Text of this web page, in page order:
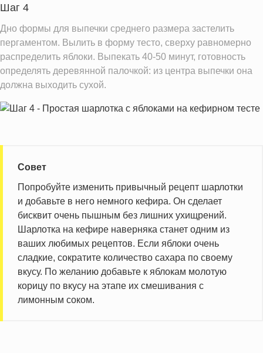
Шаг 4
Дно формы для выпечки среднего размера застелить
пергаментом. Вылить в форму тесто, сверху равномерно
распределить яблоки. Выпекать 40-50 минут, готовность
определять деревянной палочкой: из центра выпечки она
должна выходить сухой.
Совет
Попробуйте изменить привычный рецепт шарлотки
и добавьте в него немного кефира. Он сделает
бисквит очень пышным без лишних ухищрений.
Шарлотка на кефире наверняка станет одним из
ваших любимых рецептов. Если яблоки очень
сладкие, сократите количество сахара по своему
вкусу. По желанию добавьте к яблокам молотую
корицу по вкусу на этапе их смешивания с
лимонным соком.